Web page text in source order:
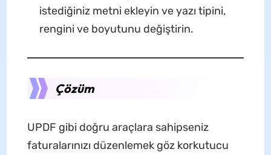
istediğiniz metni ekleyin ve yazı tipini,
rengini ve boyutunu değiştirin.
Çözüm
UPDF gibi doğru araçlara sahipseniz
faturalarınızı düzenlemek göz korkutucu